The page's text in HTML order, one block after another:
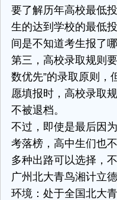
要了解历年高校最低
生的达到学校的最低
间是不知道考生报了
第三，高校录取规则
数优先”的录取原则，
愿填报时，高校录取
不被退档。
不过，即使是最后因
考落榜，高中生们也
多种出路可以选择，
广州北大青鸟湘计立
环境：处于全国北大